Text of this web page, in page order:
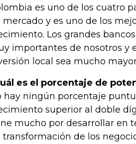
es uno de los cuatro
mercado y es uno de los
Los grandes
importantes de nosotros y
local sea mucho
es el porcentaje de
hay ningún porcentaje
superior al doble
mucho por desarrollar en
transformación de los